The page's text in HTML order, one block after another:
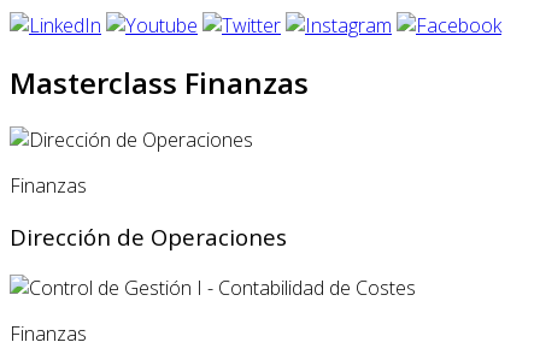
Masterclass Finanzas
Finanzas
Dirección de Operaciones
Finanzas